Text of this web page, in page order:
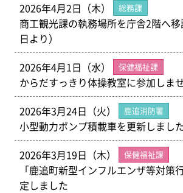
2026年4月2日（木）
総務課
商工観光課の執務場所を庁舎2階へ
日より）
2026年4月1日（水）
保健福祉課
からだすっきり体操教室に参加しま
2026年3月24日（火）
鹿追消防署
小型動力ポンプ積載車を更新しまし
2026年3月19日（木）
保健福祉課
「鹿追町新型インフルエンザ等対策
定しました